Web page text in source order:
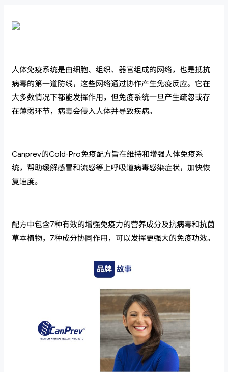
人体免疫系统是由细胞、组织、器官组成的网络，也是抵抗
病毒的第一道防线，这些网络通过协作产生免疫反应。它在
大多数情况下都能发挥作用，但免疫系统一旦产生疏忽或存
在薄弱环节，病毒会侵入人体并导致疾病。
Canprev的Cold-Pro免疫配方旨在维持和增强人体免疫系
统，帮助缓解感冒和流感等上呼吸道病毒感染症状，加快恢
复速度。
配方中包含7种有效的增强免疫力的营养成分及抗病毒和抗菌
草本植物，7种成分协同作用，可以发挥更强大的免疫功效。